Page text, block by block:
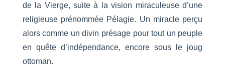
de la Vierge, suite à la vision miraculeuse d’une
religieuse prénommée Pélagie. Un miracle perçu
alors comme un divin présage pour tout un peuple
en quête d’indépendance, encore sous le joug
ottoman.